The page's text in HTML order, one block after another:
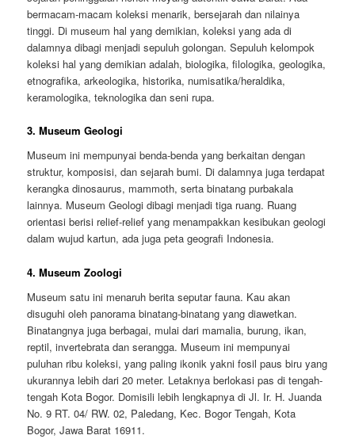
bermacam-macam koleksi menarik, bersejarah dan nilainya
tinggi. Di museum hal yang demikian, koleksi yang ada di
dalamnya dibagi menjadi sepuluh golongan. Sepuluh kelompok
koleksi hal yang demikian adalah, biologika, filologika, geologika,
etnografika, arkeologika, historika, numisatika/heraldika,
keramologika, teknologika dan seni rupa.
3. Museum Geologi
Museum ini mempunyai benda-benda yang berkaitan dengan
struktur, komposisi, dan sejarah bumi. Di dalamnya juga terdapat
kerangka dinosaurus, mammoth, serta binatang purbakala
lainnya. Museum Geologi dibagi menjadi tiga ruang. Ruang
orientasi berisi relief-relief yang menampakkan kesibukan geologi
dalam wujud kartun, ada juga peta geografi Indonesia.
4. Museum Zoologi
Museum satu ini menaruh berita seputar fauna. Kau akan
disuguhi oleh panorama binatang-binatang yang diawetkan.
Binatangnya juga berbagai, mulai dari mamalia, burung, ikan,
reptil, invertebrata dan serangga. Museum ini mempunyai
puluhan ribu koleksi, yang paling ikonik yakni fosil paus biru yang
ukurannya lebih dari 20 meter. Letaknya berlokasi pas di tengah-
tengah Kota Bogor. Domisili lebih lengkapnya di Jl. Ir. H. Juanda
No. 9 RT. 04/ RW. 02, Paledang, Kec. Bogor Tengah, Kota
Bogor, Jawa Barat 16911.